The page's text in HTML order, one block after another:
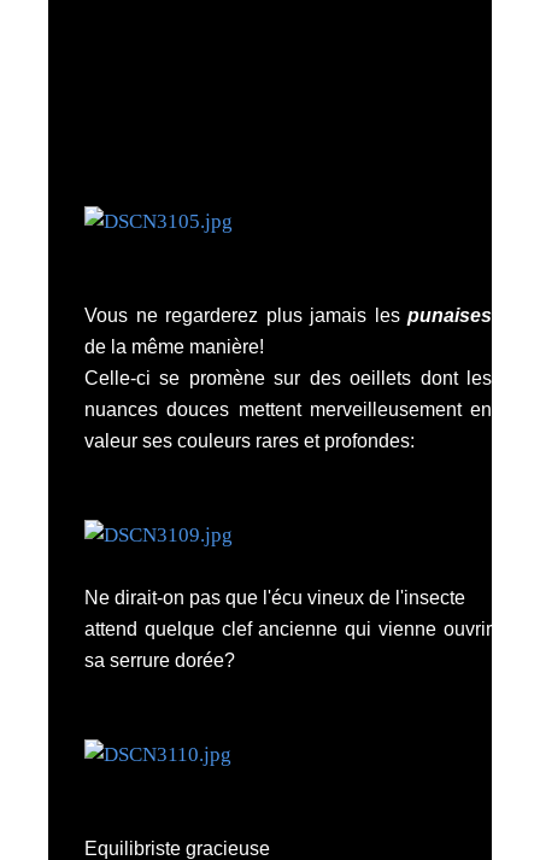
Vous ne regarderez plus jamais les punaises
de la même manière!
Celle-ci se promène sur des oeillets dont les
nuances douces mettent merveilleusement en
valeur ses couleurs rares et profondes:
Ne dirait-on pas que l'écu vineux de l'insecte
attend quelque clef ancienne qui vienne ouvrir
sa serrure dorée?
Equilibriste gracieuse